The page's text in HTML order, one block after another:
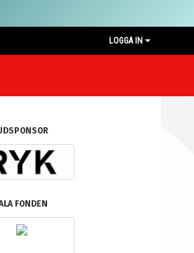
LOGGA IN
FONDEN